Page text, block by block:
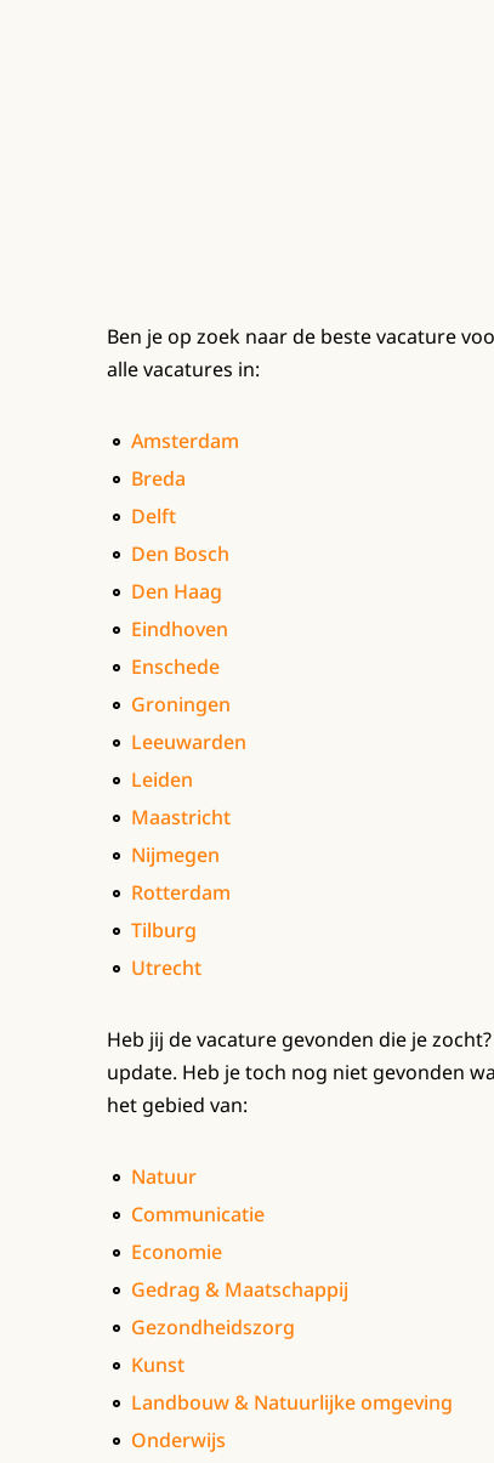
Ben je op zoek naar de beste vacature
alle vacatures in:
Amsterdam
Breda
Delft
Den Bosch
Den Haag
Eindhoven
Enschede
Groningen
Leeuwarden
Leiden
Maastricht
Nijmegen
Rotterdam
Tilburg
Utrecht
Heb jij de vacature gevonden die je
update. Heb je toch nog niet gevonden
het gebied van:
Natuur
Communicatie
Economie
Gedrag & Maatschappij
Gezondheidszorg
Kunst
Landbouw & Natuurlijke omgeving
Onderwijs